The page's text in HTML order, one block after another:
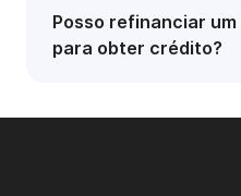
Posso refinanciar
para obter crédito?